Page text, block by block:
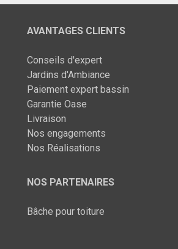
AVANTAGES CLIENTS
Conseils d'expert
Jardins d'Ambiance
Paiement expert bassin
Garantie Oase
Livraison
Nos engagements
Nos Réalisations
NOS PARTENAIRES
Bâche pour toiture